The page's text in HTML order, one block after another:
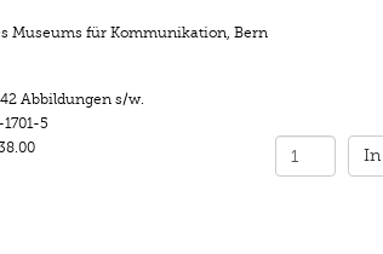
Museums für Kommunikation, Bern
42 Abbildungen s/w.
5
In